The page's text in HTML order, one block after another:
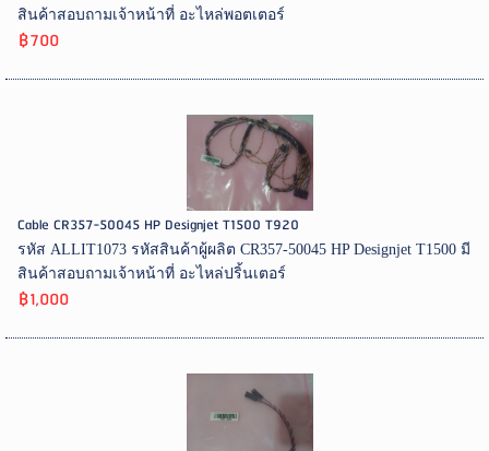
สินค้าสอบถามเจ้าหน้าที่ อะไหล่พอตเตอร์
฿700
Cable CR357-50045 HP Designjet T1500 T920
รหัส ALLIT1073 รหัสสินค้าผู้ผลิต CR357-50045 HP Designjet T1500 มี
สินค้าสอบถามเจ้าหน้าที่ อะไหล่ปริ้นเตอร์
฿1,000